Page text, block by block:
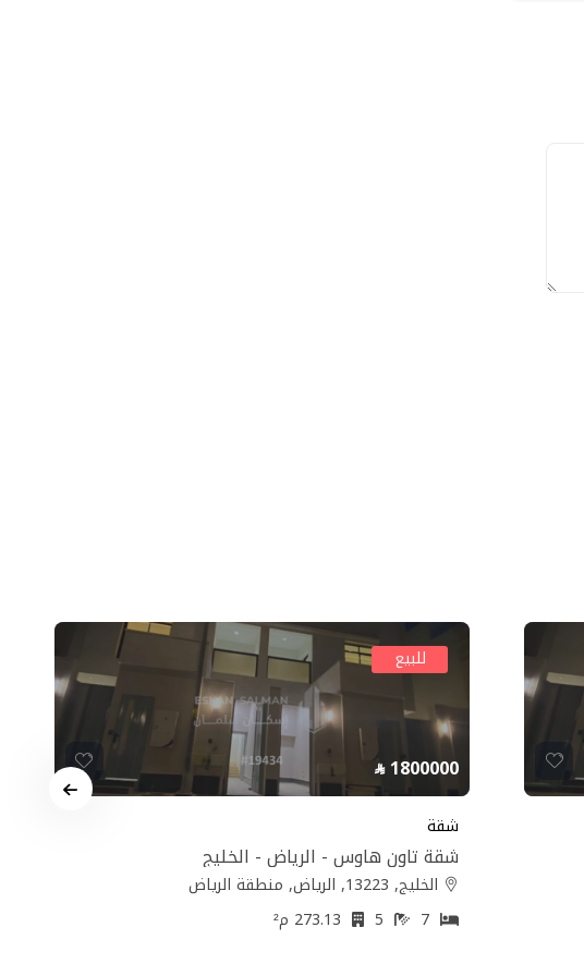
للبيع
1800000
شقة
شقة تاون هاوس - الرياض - الخليج
الخليج, 13223, الرياض, منطقة الرياض
7
273.13 م²